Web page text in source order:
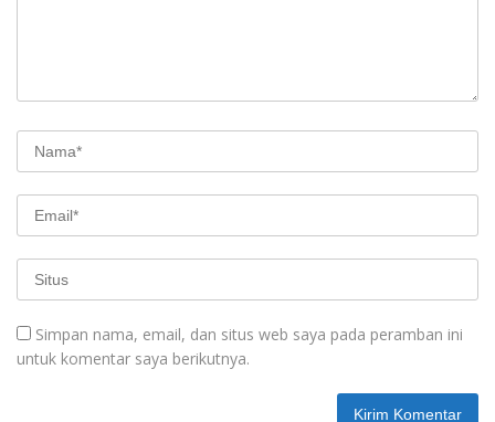
Simpan nama, email, dan situs web saya pada peramban ini
untuk komentar saya berikutnya.